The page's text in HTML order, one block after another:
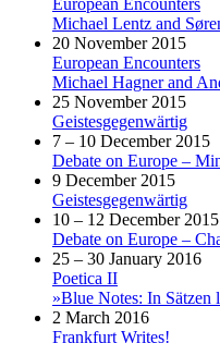
Michael Lentz and
20 November 2015
European Encounters
Michael Hagner and
25 November 2015
Geistesgegenwärtig
7 – 10 December 2015
Debate on Europe –
9 December 2015
Geistesgegenwärtig
10 – 12 December 2015
Debate on Europe –
25 – 30 January 2016
Poetica II
»Blue Notes: In Sätzen
2 March 2016
Frankfurt Writes!